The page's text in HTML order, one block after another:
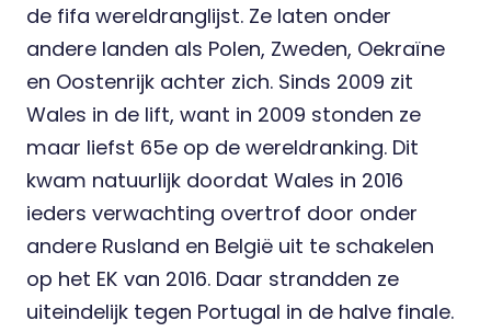
de fifa wereldranglijst. Ze laten onder
andere landen als Polen, Zweden, Oekraïne
en Oostenrijk achter zich. Sinds 2009 zit
Wales in de lift, want in 2009 stonden ze
maar liefst 65e op de wereldranking. Dit
kwam natuurlijk doordat Wales in 2016
ieders verwachting overtrof door onder
andere Rusland en België uit te schakelen
op het EK van 2016. Daar strandden ze
uiteindelijk tegen Portugal in de halve finale.